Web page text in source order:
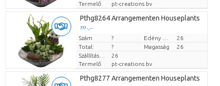
Termelő
pt-creations bv
Pthg8264 Arrangementen Houseplants
??? -,--
Darabb ár
Szám ?
26
Total:
? Magasság
26
Szállítási magasság
26
Termelő
pt-creations bv
Pthg8277 Arrangementen Houseplants